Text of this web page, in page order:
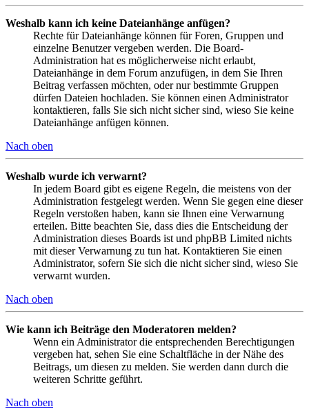
Weshalb kann ich keine Dateianhänge anfügen?
Rechte für Dateianhänge können für Foren, Gruppen und
einzelne Benutzer vergeben werden. Die Board-
Administration hat es möglicherweise nicht erlaubt,
Dateianhänge in dem Forum anzufügen, in dem Sie Ihren
Beitrag verfassen möchten, oder nur bestimmte Gruppen
dürfen Dateien hochladen. Sie können einen Administrator
kontaktieren, falls Sie sich nicht sicher sind, wieso Sie keine
Dateianhänge anfügen können.
Nach oben
Weshalb wurde ich verwarnt?
In jedem Board gibt es eigene Regeln, die meistens von der
Administration festgelegt werden. Wenn Sie gegen eine dieser
Regeln verstoßen haben, kann sie Ihnen eine Verwarnung
erteilen. Bitte beachten Sie, dass dies die Entscheidung der
Administration dieses Boards ist und phpBB Limited nichts
mit dieser Verwarnung zu tun hat. Kontaktieren Sie einen
Administrator, sofern Sie sich die nicht sicher sind, wieso Sie
verwarnt wurden.
Nach oben
Wie kann ich Beiträge den Moderatoren melden?
Wenn ein Administrator die entsprechenden Berechtigungen
vergeben hat, sehen Sie eine Schaltfläche in der Nähe des
Beitrags, um diesen zu melden. Sie werden dann durch die
weiteren Schritte geführt.
Nach oben